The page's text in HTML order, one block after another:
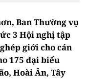
Ban Thường vụ
3 Hội nghị tập
giới cho cán
175 đại biểu
Hoài Ân, Tây